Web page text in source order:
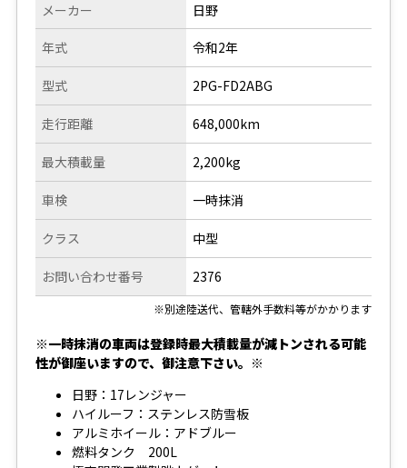
メーカー
年式
型式
走行距離
日野
令和2年
2PG-FD2ABG
648,000km
最大積載量
車検
クラス
お問い合わせ番号
2,200kg
一時抹消
中型
2376
※別途陸送代、管轄外手数料等がかかります
※一時抹消の車両は登録時最大積載量が減トンされる可能
性が御座いますので、御注意下さい。※
日野：17レンジャー
ハイルーフ：ステンレス防雪板
アルミホイール：アドブルー
燃料タンク 200L